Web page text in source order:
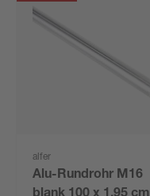
alfer
Alu-Rundrohr M16